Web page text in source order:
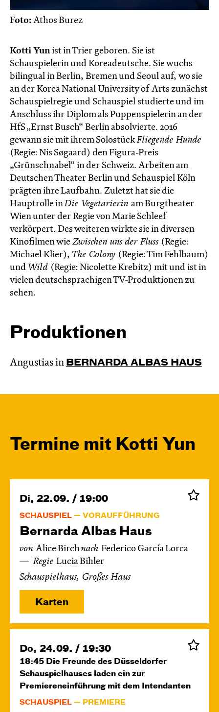
Foto: Athos Burez
Kotti Yun ist in Trier geboren. Sie ist
Schauspielerin und Koreadeutsche. Sie wuchs
bilingual in Berlin, Bremen und Seoul auf, wo sie
an der Korea National University of Arts zunächst
Schauspielregie und Schauspiel studierte und im
Anschluss ihr Diplom als Puppenspielerin an der
HfS „Ernst Busch“ Berlin absolvierte. 2016
gewann sie mit ihrem SolostückFliegende Hunde
(Regie: Nis Søgaard) den Figura-Preis
„Grünschnabel“ in der Schweiz. Arbeiten am
Deutschen Theater Berlin und Schauspiel Köln
prägten ihre Laufbahn. Zuletzt hat sie die
Hauptrolle inDie Vegetarierin am Burgtheater
Wien unter der Regie von Marie Schleef
verkörpert. Des weiteren wirkte sie in diversen
Kinofilmen wie Zwischen uns der Fluss (Regie:
Michael Klier), The Colony (Regie: Tim Fehlbaum)
und Wild (Regie: Nicolette Krebitz) mit und ist in
vielen deutschsprachigen TV-Produktionen zu
sehen.
Produktionen
Angustias in BERNARDA ALBAS HAUS
Termine mit Kotti Yun
Di, 22.09. / 19:00
SCHAUSPIEL VORAUFFÜHRUNG
Bernarda Albas Haus
von Alice Birchnach Federico García Lorca
Regie Lucia Bihler
Schauspielhaus, Großes Haus
Karten
Do, 24.09. / 19:30
18:45 Die Freunde des Düsseldorfer
Schauspielhauses laden ein zur
Premiereneinführung mit dem Intendanten
SCHAUSPIEL PREMIERE